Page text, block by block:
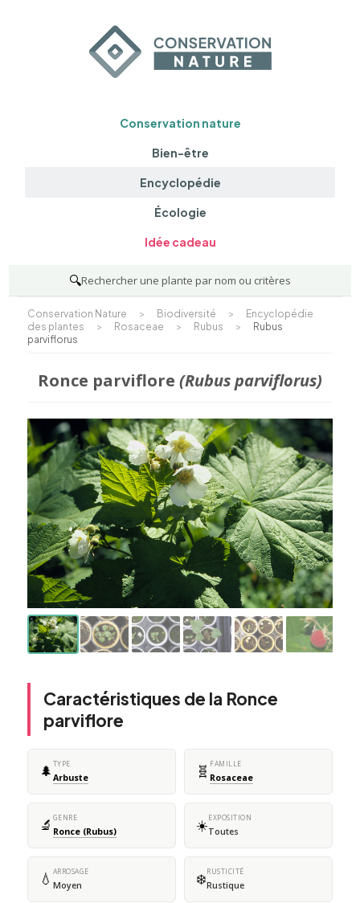
Conservation nature
Bien-être
Encyclopédie
Écologie
Idée cadeau
🔍Rechercher une plante par nom ou critères
Conservation Nature > Biodiversité >
Encyclopédie
des plantes
> Rosaceae > Rubus >
Rubus
parviflorus
Ronce parviflore (Rubus parviflorus)
Caractéristiques de la Ronce
parviflore
🌲 TYPE
Arbuste 🧬 FAMILLE
Rosaceae
🔬 GENRE
Ronce (Rubus) ☀️EXPOSITION
Toutes
💧 ARROSAGE
Moyen ❄️RUSTICITÉ
Rustique